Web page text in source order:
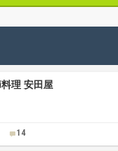
理 安田屋
14